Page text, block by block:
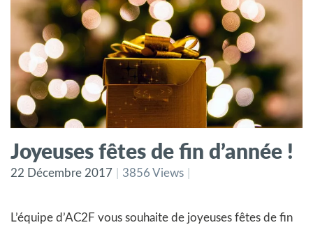
Joyeuses fêtes de fin d’année !
22 Décembre 2017 3856 Views
L’équipe d’AC2F vous souhaite de joyeuses fêtes de fin